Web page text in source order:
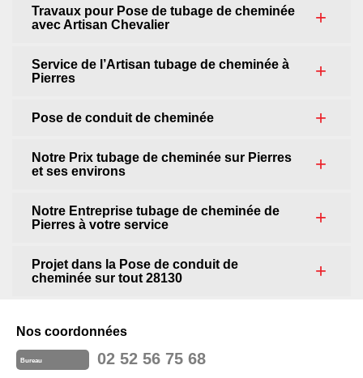
Travaux pour Pose de tubage de cheminée
avec Artisan Chevalier
Service de l’Artisan tubage de cheminée à
Pierres
Pose de conduit de cheminée
Notre Prix tubage de cheminée sur Pierres
et ses environs
Notre Entreprise tubage de cheminée de
Pierres à votre service
Projet dans la Pose de conduit de
cheminée sur tout 28130
Nos coordonnées
Bureau 02 52 56 75 68